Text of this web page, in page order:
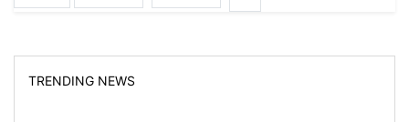
TRENDING NEWS